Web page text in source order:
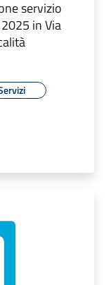
servizio
in Via